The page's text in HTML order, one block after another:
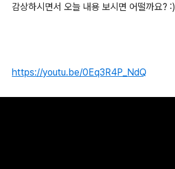
감상하시면서 오늘 내용 보시면 어떨까요? :)
https://youtu.be/0Eq3R4P_NdQ